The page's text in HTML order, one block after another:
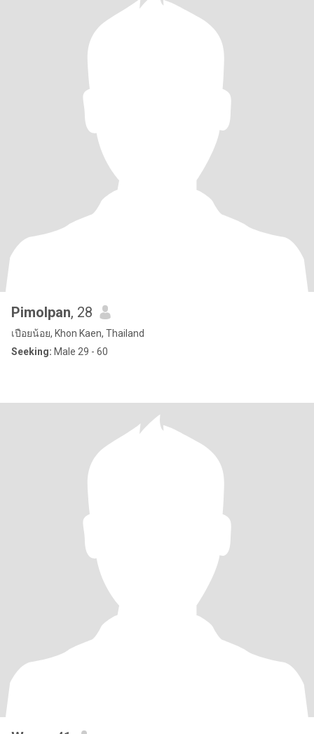
Pimolpan, 28
เปือยน้อย, Khon Kaen, Thailand
Seeking: Male 29 - 60